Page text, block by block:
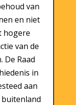
van
en niet
hogere
van de
Raad
in
aan